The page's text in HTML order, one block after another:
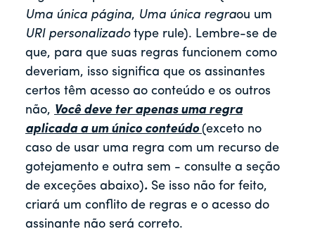
Uma única página, Uma única regraou um
URI personalizadotype rule). Lembre-se de
que, para que suas regras funcionem como
deveriam, isso significa que os assinantes
certos têm acesso ao conteúdo e os outros
não, Você deve ter apenas uma regra
aplicada a um único conteúdo (exceto no
caso de usar uma regra com um recurso de
gotejamento e outra sem - consulte a seção
de exceções abaixo). Se isso não for feito,
criará um conflito de regras e o acesso do
assinante não será correto.